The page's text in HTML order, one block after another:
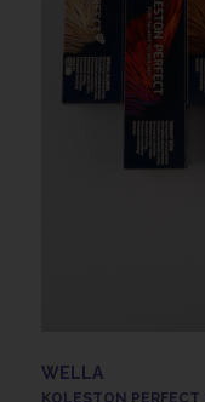
WELLA
KOLESTON